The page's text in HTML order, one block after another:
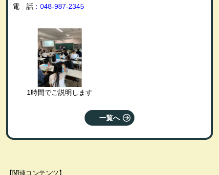
電 話：048-987-2345
1時間でご説明します
一覧へ
【関連コンテンツ】